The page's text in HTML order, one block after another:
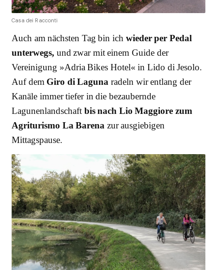
Casa dei Racconti
Auch am nächsten Tag bin ich wieder per Pedal
unterwegs, und zwar mit einem Guide der
Vereinigung »Adria Bikes Hotel« in Lido di Jesolo.
Auf dem Giro di Laguna radeln wir entlang der
Kanäle immer tiefer in die bezaubernde
Lagunenlandschaft bis nach Lio Maggiore zum
Agriturismo La Barena zur ausgiebigen
Mittagspause.